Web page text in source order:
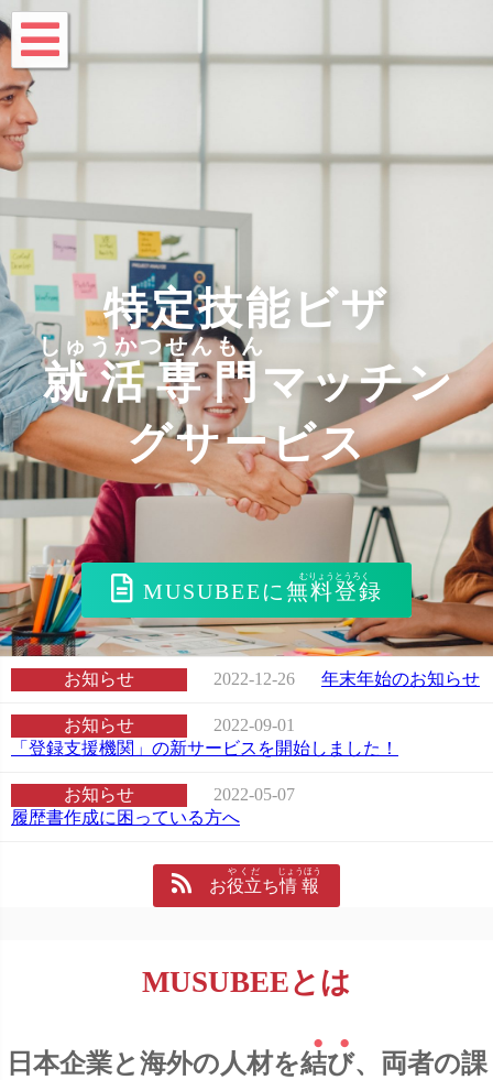
特定技能ビザ
就活専門
しゅうかつせんもん
マッチン
グサービス
MUSUBEEに無料登録
お知らせ 2022-12-26 年末年始のお知らせ
お知らせ
2022-09-01
「登録支援機関」の新サービスを開始しました！
お知らせ
2022-05-07
履歴書作成に困っている方へ
お役立
やくだ
ち情報
じょうほう
MUSUBEEとは
日本企業と海外の人材を結び、両者の課